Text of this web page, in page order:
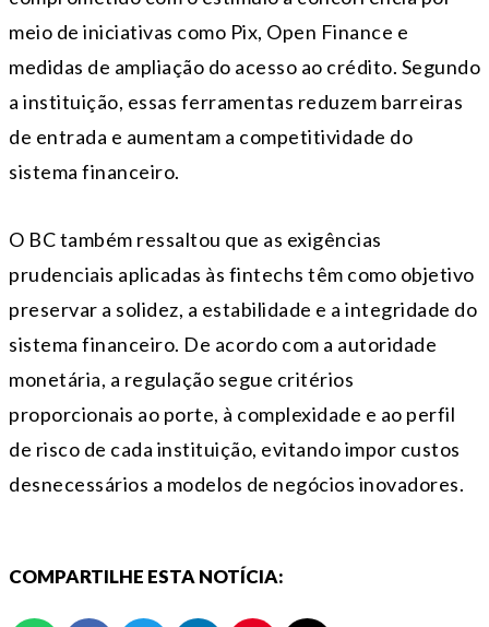
meio de iniciativas como Pix, Open Finance e
medidas de ampliação do acesso ao crédito. Segundo
a instituição, essas ferramentas reduzem barreiras
de entrada e aumentam a competitividade do
sistema financeiro.
O BC também ressaltou que as exigências
prudenciais aplicadas às fintechs têm como objetivo
preservar a solidez, a estabilidade e a integridade do
sistema financeiro. De acordo com a autoridade
monetária, a regulação segue critérios
proporcionais ao porte, à complexidade e ao perfil
de risco de cada instituição, evitando impor custos
desnecessários a modelos de negócios inovadores.
COMPARTILHE ESTA NOTÍCIA: